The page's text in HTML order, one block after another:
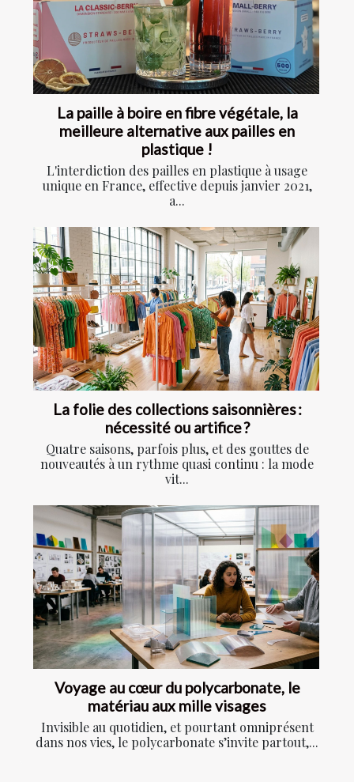
La paille à boire en fibre végétale, la
meilleure alternative aux pailles en
plastique !
L'interdiction des pailles en plastique à usage
unique en France, effective depuis janvier 2021,
a...
La folie des collections saisonnières :
nécessité ou artifice ?
Quatre saisons, parfois plus, et des gouttes de
nouveautés à un rythme quasi continu : la mode
vit...
Voyage au cœur du polycarbonate, le
matériau aux mille visages
Invisible au quotidien, et pourtant omniprésent
dans nos vies, le polycarbonate s’invite partout,...